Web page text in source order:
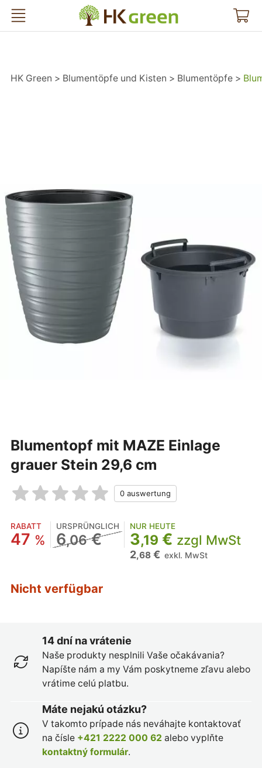
HK Green
HK Green Blumentöpfe und Kisten Blumentöpfe
Blumentopf mit MAZE Einlage
grauer Stein 29,6 cm
RABATT
47 %
URSPRÜNGLICH
6,06€
NUR HEUTE
3,19 € zzgl MwSt
2,68€ exkl. MwSt
Nicht verfügbar
14 dní na vrátenie
Naše produkty nesplnili Vaše očakávania?
Napíšte nám a my Vám poskytneme zľavu alebo
vrátime celú platbu.
Máte nejakú otázku?
V takomto prípade nás neváhajte kontaktovať
na čísle +421 2222 000 62 alebo vyplňte
kontaktný formulár.